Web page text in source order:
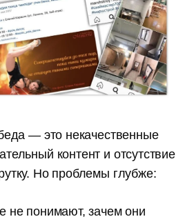
— это некачественные
контент и отсутствие
Но проблемы глубже:
не понимают, зачем они